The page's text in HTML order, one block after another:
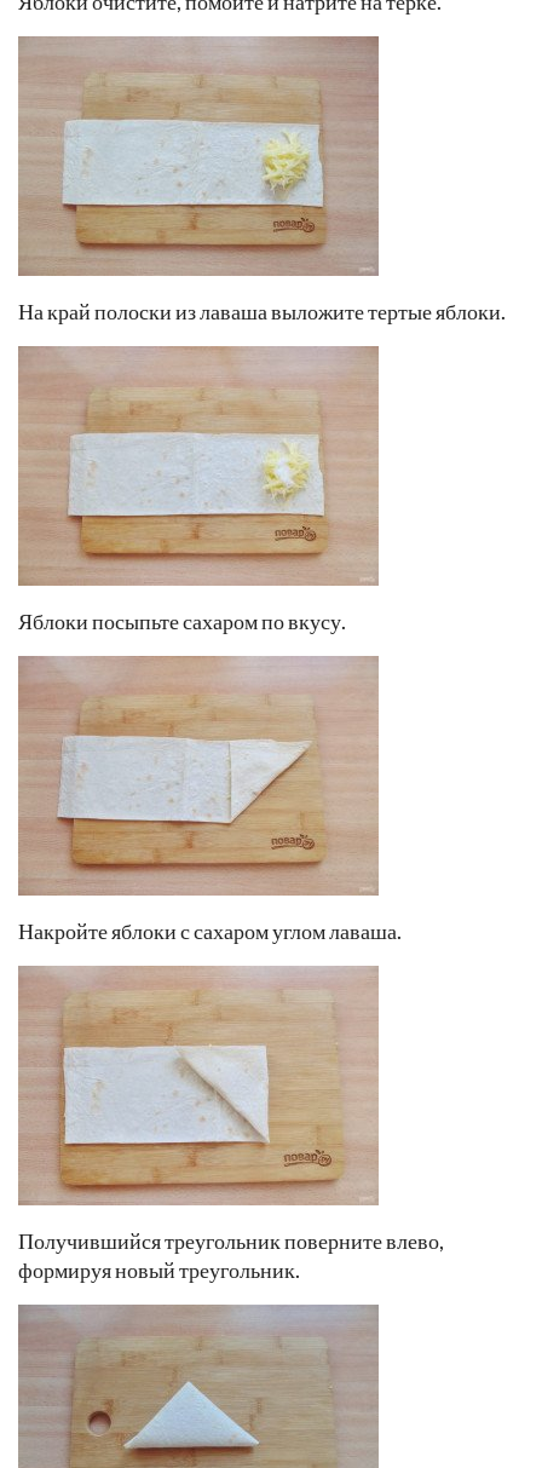
На край полоски из лаваша выложите тертые яблоки.
Яблоки посыпьте сахаром по вкусу.
Накройте яблоки с сахаром углом лаваша.
Получившийся треугольник поверните влево,
формируя новый треугольник.